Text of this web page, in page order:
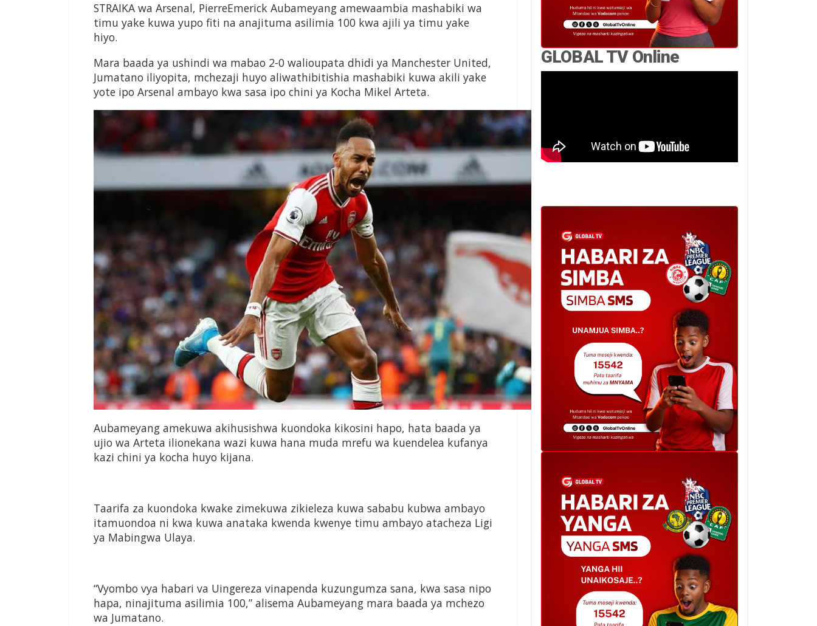
STRAIKA wa Arsenal, PierreEmerick Aubameyang amewaambia mashabiki wa
timu yake kuwa yupo fiti na anajituma asilimia 100 kwa ajili ya timu yake
hiyo.
Mara baada ya ushindi wa mabao 2-0 walioupata dhidi ya Manchester United,
Jumatano iliyopita, mchezaji huyo aliwathibitishia mashabiki kuwa akili yake
yote ipo Arsenal ambayo kwa sasa ipo chini ya Kocha Mikel Arteta.
Aubameyang amekuwa akihusishwa kuondoka kikosini hapo, hata baada ya
ujio wa Arteta ilionekana wazi kuwa hana muda mrefu wa kuendelea kufanya
kazi chini ya kocha huyo kijana.
Taarifa za kuondoka kwake zimekuwa zikieleza kuwa sababu kubwa ambayo
itamuondoa ni kwa kuwa anataka kwenda kwenye timu ambayo atacheza Ligi
ya Mabingwa Ulaya.
“Vyombo vya habari va Uingereza vinapenda kuzungumza sana, kwa sasa nipo
hapa, ninajituma asilimia 100,” alisema Aubameyang mara baada ya mchezo
wa Jumatano.
GLOBAL TV Online